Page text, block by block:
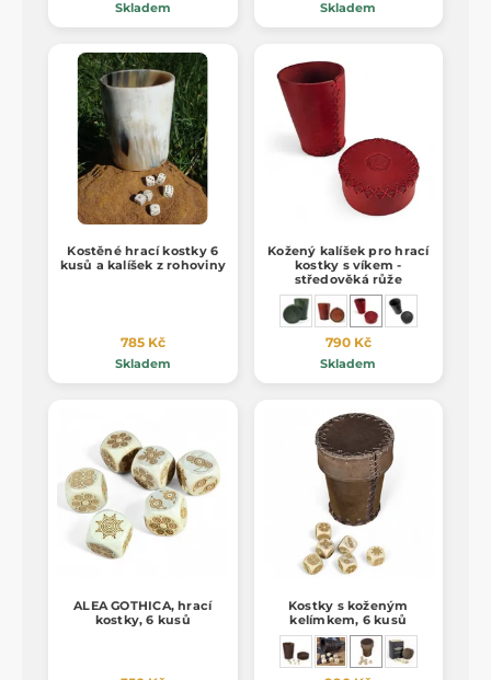
Skladem Skladem
Kostěné hrací kostky 6
kusů a kalíšek z rohoviny
785 Kč
Skladem
Kožený kalíšek pro hrací
kostky s víkem -
středověká růže
790 Kč
Skladem
ALEA GOTHICA, hrací
kostky, 6 kusů
Kostky s koženým
kelímkem, 6 kusů